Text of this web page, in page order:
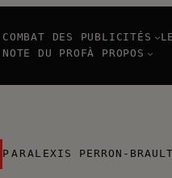
DES PUBLICITÉS
DU PROFÀ PROPOS
PARALEXIS PERRON-BRAULT